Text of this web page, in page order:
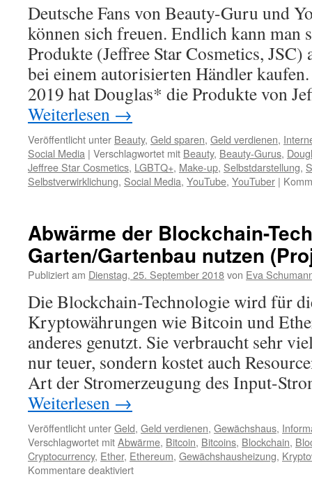
Deutsche Fans von Beauty-Guru und
können sich freuen. Endlich kann man
Produkte (Jeffree Star Cosmetics, JSC)
bei einem autorisierten Händler
2019 hat Douglas* die Produkte von
Weiterlesen →
Veröffentlicht unter Beauty, Geld sparen, Geld verdienen,
Social Media | Verschlagwortet mit Beauty, Beauty-Gurus,
Jeffree Star Cosmetics, LGBTQ+, Make-up, Selbstdarstellung,
Selbstverwirklichung, Social Media, YouTube, YouTuber |
Abwärme der Blockchain-
Garten/Gartenbau nutzen
Publiziert am Dienstag, 25. September 2018von Eva
Die Blockchain-Technologie wird für
Kryptowährungen wie Bitcoin und
anderes genutzt. Sie verbraucht sehr
nur teuer, sondern kostet auch
Art der Stromerzeugung des Input-
Weiterlesen →
Veröffentlicht unterGeld, Geld verdienen, Gewächshaus,
Verschlagwortet mitAbwärme, Bitcoin, Bitcoins, Blockchain,
Cryptocurrency, Ether, Ethereum, Gewächshausheizung,
Kommentare deaktiviert